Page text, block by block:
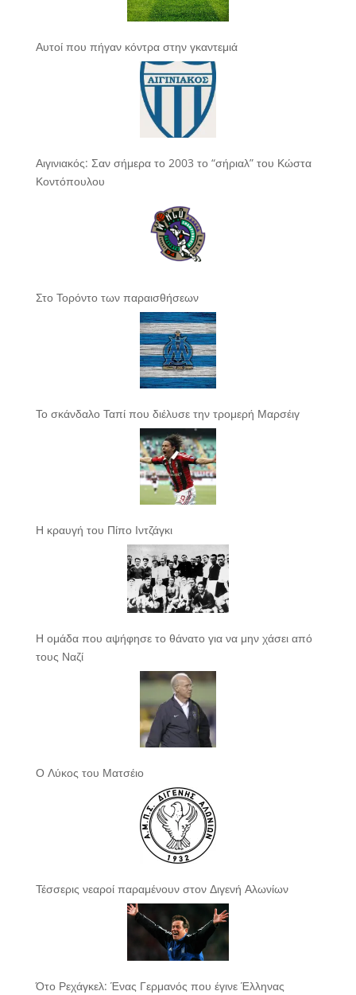
Αυτοί που πήγαν κόντρα στην γκαντεμιά
Αιγινιακός: Σαν σήμερα το 2003 το “σήριαλ” του Κώστα
Κοντόπουλου
Στο Τορόντο των παραισθήσεων
Το σκάνδαλο Ταπί που διέλυσε την τρομερή Μαρσέιγ
Η κραυγή του Πίπο Ιντζάγκι
Η ομάδα που αψήφησε το θάνατο για να μην χάσει από
τους Ναζί
Ο Λύκος του Ματσέιο
Τέσσερις νεαροί παραμένουν στον Διγενή Αλωνίων
Ότο Ρεχάγκελ: Ένας Γερμανός που έγινε Έλληνας